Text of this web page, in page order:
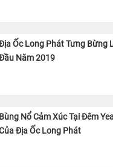
Ốc Long Phát Tưng Bừng
Năm 2019
Bùng Nổ Cảm Xúc Tại Đêm
Địa Ốc Long Phát